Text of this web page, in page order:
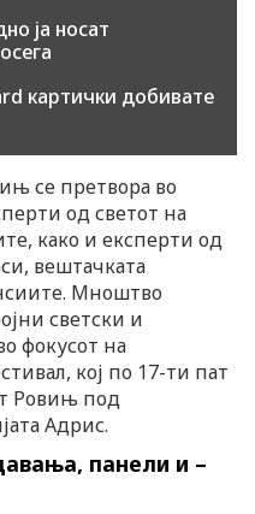
ја носат
картички добивате
се претвора во
од светот на
како и експерти од
вештачката
Мноштво
светски и
фокусот на
кој по 17-ти пат
Ровињ под
Адрис.
панели и –